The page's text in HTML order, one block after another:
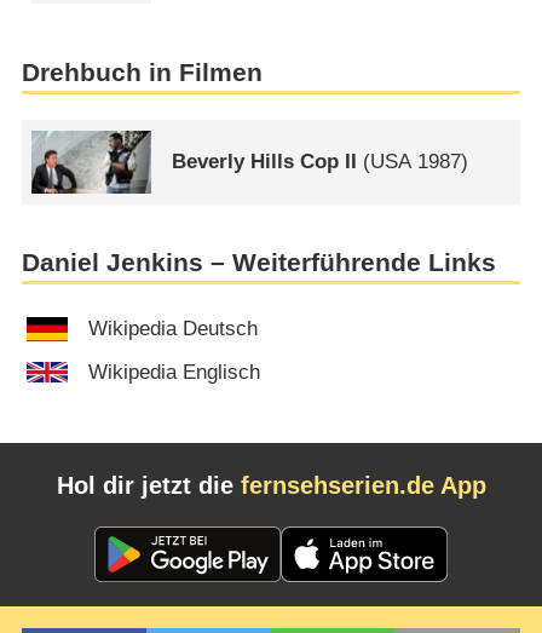
Drehbuch in Filmen
Beverly Hills Cop II (USA1987)
Daniel Jenkins – Weiterführende Links
Wikipedia Deutsch
Wikipedia Englisch
Hol dir jetzt die fernsehserien.de App